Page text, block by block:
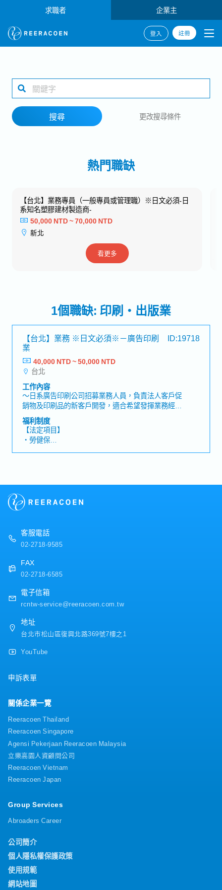
求職者 企業主
登入 註冊
1 selected
搜尋
搜尋 更改搜尋條件
熱門職缺
【台北】業務專員（一般專員或管理職）※日文必須‐日
系知名塑膠建材製造商‐
50,000 NTD ~ 70,000 NTD
新北
看更多
1個職缺: 印刷・出版業
【台北】業務 ※日文必須※－廣告印刷
業
ID:19718
40,000 NTD ~ 50,000 NTD
台北
工作內容
～日系廣告印刷公司招募業務人員，負責法人客戶促
銷物及印刷品的新客戶開發，適合希望發揮業務經驗
並享有高自由度的人才～【工作內容】・開發新客
戶・向法人客戶提案印刷品、促銷物、店內展示等服
務・確認印刷品校色・必要時至施工現場確認與監
工・製作報價、對應報價相關事宜・月底整理帳款相
關資料・蒐集與更新客戶資訊，維持良好客戶關係
廣告案件，累積印刷、設計、店鋪行銷相關知識。・
成果有機會反映於評價及獎金。・到職滿半年即享有
10天有薪假，福利條件相對佳。【產品／服務內
福利制度
【法定項目】
・勞健保
【公司福利】
・年終獎金：2個月為目安（依公司業績及個人評價
・有薪假：到職滿半年享有10天
・依成果進行評價及調薪制度
客服電話
02-2718-9585
FAX
02-2718-6585
電子信箱
rcntw-service@reeracoen.com.tw
地址
台北市松山區復興北路369號7樓之1
YouTube
申訴表單
關係企業一覽
Reeracoen Thailand
Reeracoen Singapore
Agensi Pekerjaan Reeracoen Malaysia
立樂高園人資顧問公司
Reeracoen Vietnam
Reeracoen Japan
Group Services
Abroaders Career
公司簡介
個人隱私權保護政策
使用規範
網站地圖